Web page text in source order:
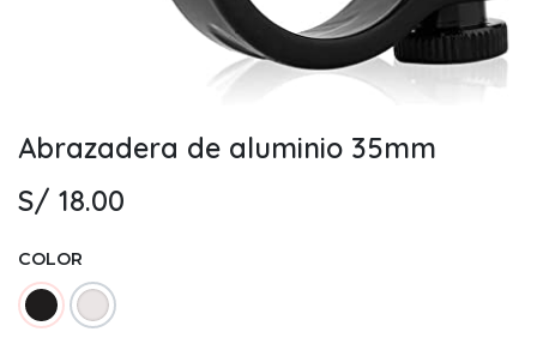
Abrazadera de aluminio 35mm
S/ 18.00
COLOR